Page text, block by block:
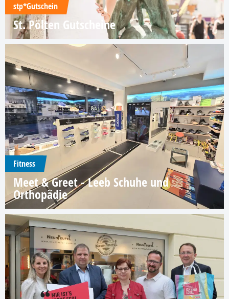
stp*Gutschein
St. Pölten Gutscheine
Fitness
Meet & Greet - Leeb Schuhe und
Orthopädie